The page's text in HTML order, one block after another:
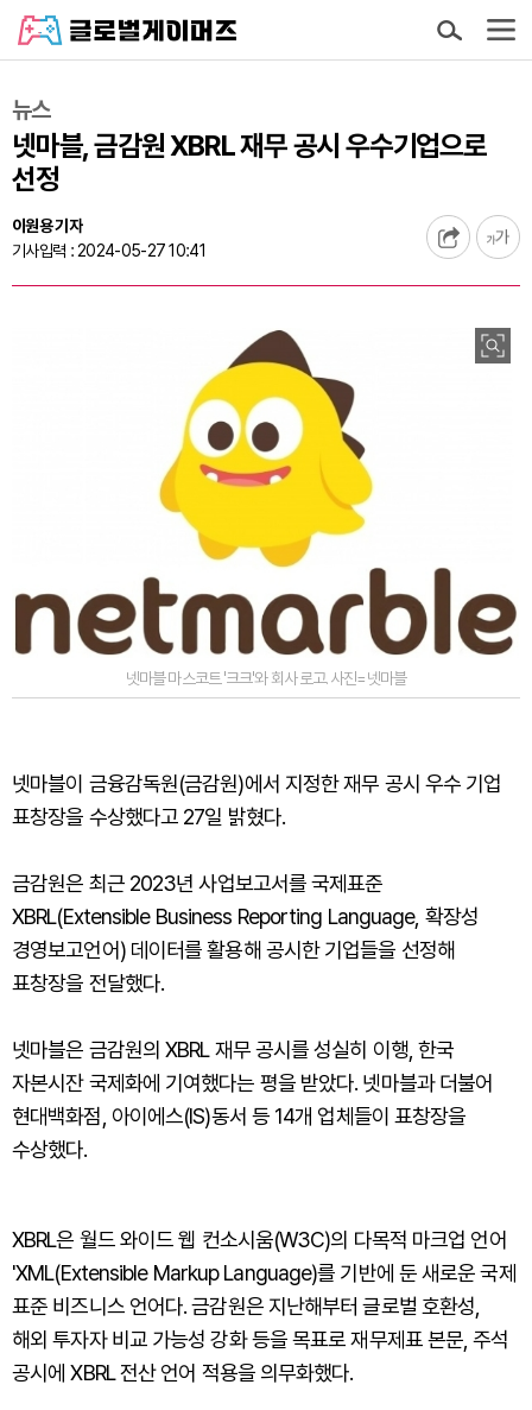
뉴스
넷마블, 금감원 XBRL 재무 공시 우수기업으로
선정
이원용 기자
기사입력 : 2024-05-27 10:41
넷마블 마스코트 '크크'와 회사 로고. 사진=넷마블
넷마블이 금융감독원(금감원)에서 지정한 재무 공시 우수 기업
표창장을 수상했다고 27일 밝혔다.
금감원은 최근 2023년 사업보고서를 국제표준
XBRL(Extensible Business Reporting Language, 확장성
경영보고언어) 데이터를 활용해 공시한 기업들을 선정해
표창장을 전달했다.
넷마블은 금감원의 XBRL 재무 공시를 성실히 이행, 한국
자본시잔 국제화에 기여했다는 평을 받았다. 넷마블과 더불어
현대백화점, 아이에스(IS)동서 등 14개 업체들이 표창장을
수상했다.
XBRL은 월드 와이드 웹 컨소시움(W3C)의 다목적 마크업 언어
'XML(Extensible Markup Language)를 기반에 둔 새로운 국제
표준 비즈니스 언어다. 금감원은 지난해부터 글로벌 호환성,
해외 투자자 비교 가능성 강화 등을 목표로 재무제표 본문, 주석
공시에 XBRL 전산 언어 적용을 의무화했다.